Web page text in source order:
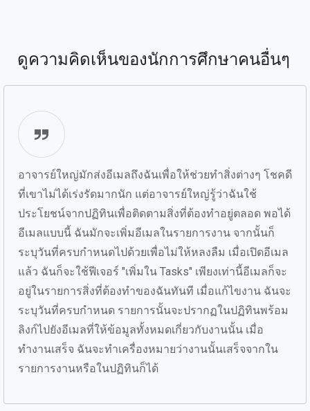
ดูความคิดเห็นของนักการศึกษาคนอื่นๆ
อาจารย์ใหญ่มักส่งอีเมลถึงฉันเพื่อให้ช่วยทำสิ่งต่างๆ โชคดี
ที่เขาไม่ได้เร่งรัดมากนัก แต่อาจารย์ใหญ่รู้ว่าฉันใช้
ประโยชน์จากปฏิทินเพื่อติดตามสิ่งที่ต้องทำอยู่ตลอด พอได้
อีเมลแบบนี้ ฉันมักจะเพิ่มอีเมลในรายการงาน จากนั้นก็
ระบุวันที่ครบกำหนดไปด้วยเพื่อไม่ให้หลงลืม เมื่อเปิดอีเมล
แล้ว ฉันก็จะใช้ฟีเจอร์ "เพิ่มใน Tasks" เพียงเท่านี้อีเมลก็จะ
อยู่ในรายการสิ่งที่ต้องทำของฉันทันที เมื่อแก้ไขงาน ฉันจะ
ระบุวันที่ครบกำหนด รายการนั้นจะปรากฏในปฏิทินพร้อม
ลิงก์ไปยังอีเมลที่ให้ข้อมูลทั้งหมดเกี่ยวกับงานนั้น เมื่อ
ทำงานเสร็จ ฉันจะทำเครื่องหมายว่างานนั้นเสร็จจากใน
รายการงานหรือในปฏิทินก็ได้